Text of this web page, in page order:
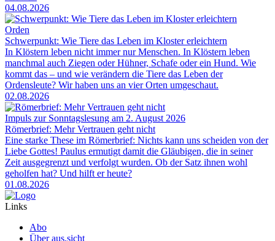
04.08.2026
Orden
Schwerpunkt: Wie Tiere das Leben im Kloster erleichtern
In Klöstern leben nicht immer nur Menschen. In Klöstern leben
manchmal auch Ziegen oder Hühner, Schafe oder ein Hund. Wie
kommt das – und wie verändern die Tiere das Leben der
Ordensleute? Wir haben uns an vier Orten umgeschaut.
02.08.2026
Impuls zur Sonntagslesung am 2. August 2026
Römerbrief: Mehr Vertrauen geht nicht
Eine starke These im Römerbrief: Nichts kann uns scheiden von der
Liebe Gottes! Paulus ermutigt damit die Gläubigen, die in seiner
Zeit ausgegrenzt und verfolgt wurden. Ob der Satz ihnen wohl
geholfen hat? Und hilft er heute?
01.08.2026
Links
Abo
Über aus.sicht